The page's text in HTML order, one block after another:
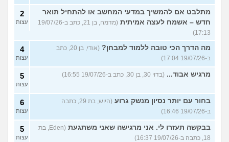
מתלבט אם להמשיך במדעי המחשב או להתחיל תואר
חדש – אשמח לעצה אמיתית
(מדמח, בן 21, כתב ב-19/07/26
17:13)
2
עצות
מה הדרך הכי טובה ללמוד למבחן?
(אודי, בן 20, כתב
ב-19/07/26 17:04)
4
עצות
מרגיש אבוד... (בדוי 30, בן 30, כתב ב-19/07/26 16:55) 5
עצות
בחור עם יותר נסיון מנשק גרוע
(היוש, בת 29, כתבה
ב-19/07/26 16:46)
6
עצות
בבקשה תעזרו לי. אני מרגישה שאני משתגעת
(Eden, בת
18, כתבה ב-19/07/26 16:37)
5
עצות